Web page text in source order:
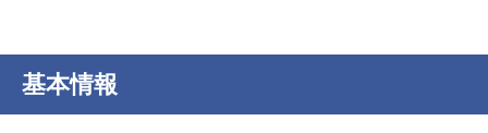
基本情報